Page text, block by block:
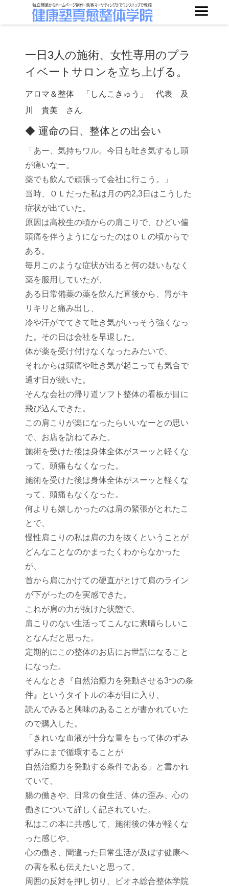
一日3人の施術、女性専用のプラ
イベートサロンを立ち上げる。
アロマ＆整体 「しんこきゅう」 代表 及
川 貴美 さん
◆ 運命の日、整体との出会い
「あー、気持ちワル。今日も吐き気するし頭
が痛いなー。
薬でも飲んで頑張って会社に行こう。」
当時、ＯＬだった私は月の内2,3日はこうした
症状が出ていた。
原因は高校生の頃からの肩こりで、ひどい偏
頭痛を伴うようになったのはＯＬの頃からで
ある。
毎月このような症状が出ると何の疑いもなく
薬を服用していたが、
ある日常備薬の薬を飲んだ直後から、胃がキ
リキリと痛み出し、
冷や汗がでてきて吐き気がいっそう強くなっ
た。その日は会社を早退した。
体が薬を受け付けなくなったみたいで、
それからは頭痛や吐き気が起こっても気合で
通す日が続いた。
そんな会社の帰り道ソフト整体の看板が目に
飛び込んできた。
この肩こりが楽になったらいいなーとの思い
で、お店を訪ねてみた。
施術を受けた後は身体全体がスーッと軽くな
って、頭痛もなくなった。
施術を受けた後は身体全体がスーッと軽くな
って、頭痛もなくなった。
何よりも嬉しかったのは肩の緊張がとれたこ
とで、
慢性肩こりの私は肩の力を抜くということが
どんなことなのかまったくわからなかった
が、
首から肩にかけての硬直がとけて肩のライン
が下がったのを実感できた。
これが肩の力が抜けた状態で、
肩こりのない生活ってこんなに素晴らしいこ
となんだと思った。
定期的にこの整体のお店にお世話になること
になった。
そんなとき『自然治癒力を発動させる3つの条
件』というタイトルの本が目に入り、
読んでみると興味のあることが書かれていた
ので購入した。
「きれいな血液が十分な量をもって体のずみ
ずみにまで循環することが
自然治癒力を発動する条件である」と書かれ
ていて、
腸の働きや、日常の食生活、体の歪み、心の
働きについて詳しく記されていた。
私はこの本に共感して、施術後の体が軽くな
った感じや、
心の働き、間違った日常生活が及ぼす健康へ
の害を私も伝えたいと思って、
周囲の反対を押し切り、ビオネ総合整体学院